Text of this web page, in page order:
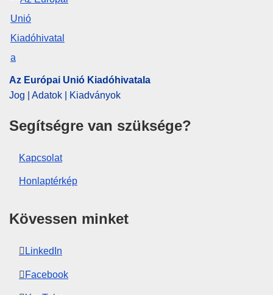
Az Európai Unió Kiadóhivatala
Jog | Adatok | Kiadványok
Segítségre van szüksége?
Kapcsolat
Honlaptérkép
Kövessen minket
LinkedIn
Facebook